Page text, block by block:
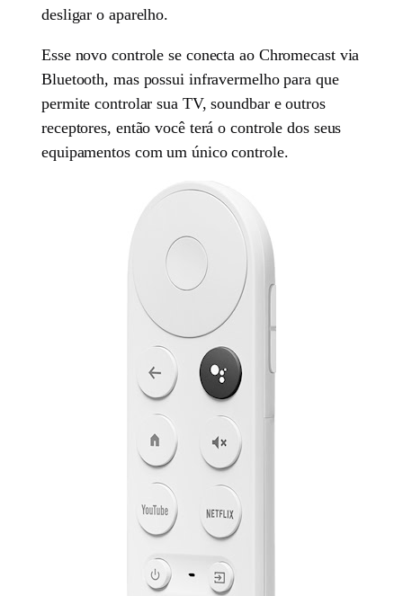
desligar o aparelho.
Esse novo controle se conecta ao Chromecast via
Bluetooth, mas possui infravermelho para que
permite controlar sua TV, soundbar e outros
receptores, então você terá o controle dos seus
equipamentos com um único controle.